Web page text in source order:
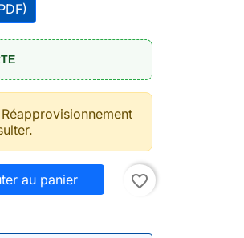
au panier favorite_border